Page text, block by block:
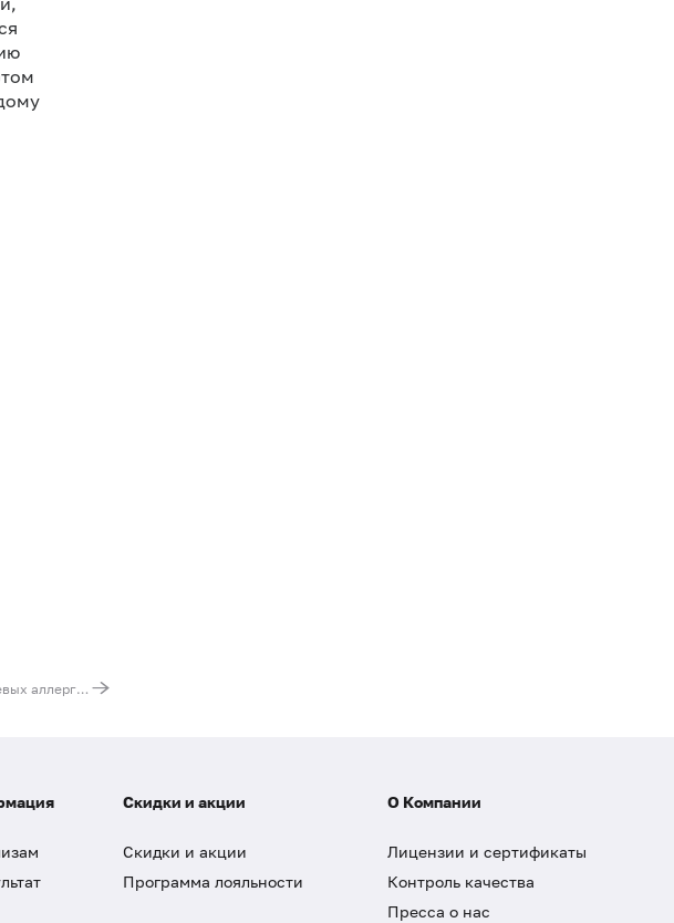
Смесь пищевых аллергенов fm15 (IgE): апельсин, банан, яблоко, персик, ИФА
Скидки и акции
Скидки и акции
Программа лояльности
О Компании
Лицензии и сертификаты
Контроль качества
Пресса о нас